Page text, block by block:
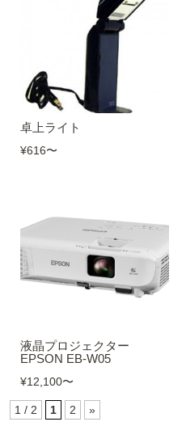
卓上ライト
¥616〜
液晶プロジェクター
EPSON EB-W05
¥12,100〜
1 / 2 1 2 »